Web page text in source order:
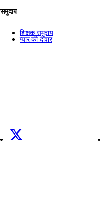
समुदाय
शिक्षक समुदाय
प्यार की दीवार
X